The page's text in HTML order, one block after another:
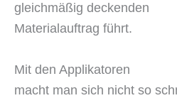
gleichmäßig deckenden
Materialauftrag führt.
Mit den Applikatoren
macht man sich nicht so